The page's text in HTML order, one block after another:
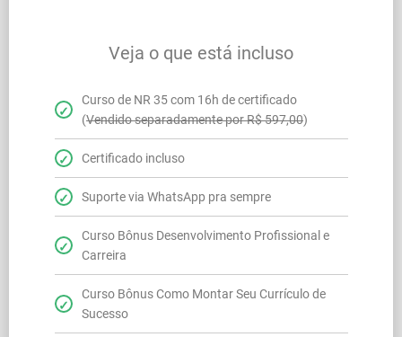
Veja o que está incluso
Curso de NR 35 com 16h de certificado
(Vendido separadamente por R$ 597,00)
Certificado incluso
Suporte via WhatsApp pra sempre
Curso Bônus Desenvolvimento Profissional e
Carreira
Curso Bônus Como Montar Seu Currículo de
Sucesso